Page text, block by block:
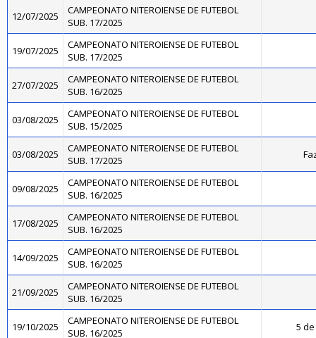
12/07/2025
CAMPEONATO NITEROIENSE DE FUTEBOL
SUB. 17/2025
19/07/2025
CAMPEONATO NITEROIENSE DE FUTEBOL
SUB. 17/2025
27/07/2025
CAMPEONATO NITEROIENSE DE FUTEBOL
SUB. 16/2025
03/08/2025
CAMPEONATO NITEROIENSE DE FUTEBOL
SUB. 15/2025
03/08/2025
CAMPEONATO NITEROIENSE DE FUTEBOL
SUB. 17/2025
09/08/2025
CAMPEONATO NITEROIENSE DE FUTEBOL
SUB. 16/2025
17/08/2025
CAMPEONATO NITEROIENSE DE FUTEBOL
SUB. 16/2025
14/09/2025
CAMPEONATO NITEROIENSE DE FUTEBOL
SUB. 16/2025
21/09/2025
CAMPEONATO NITEROIENSE DE FUTEBOL
SUB. 16/2025
19/10/2025
CAMPEONATO NITEROIENSE DE FUTEBOL
SUB. 16/2025
5 de